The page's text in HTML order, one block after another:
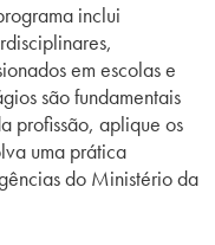
inclui
,
em escolas e
são fundamentais
profissão, aplique os
uma prática
do Ministério da